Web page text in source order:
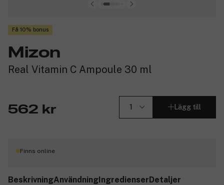
Få 10% bonus
Mizon
Real Vitamin C Ampoule 30 ml
562 kr Lägg till
Finns online
BeskrivningAnvändningIngredienserDetaljer